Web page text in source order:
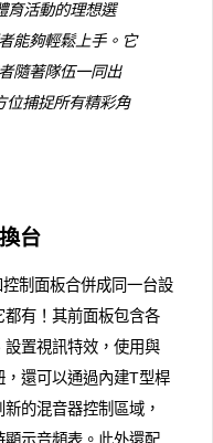
育活動的理想選
能夠輕鬆上手。它
隨著隊伍一同出
位捕捉所有精彩角
台
制面板合併成同一台設
有！其前面板包含各
置視訊特效，使用與
還可以通過內建T型桿
的混音器控制區域，